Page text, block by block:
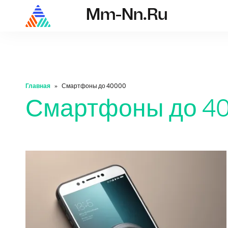
mm-nn.ru
Mm-Nn.ru
Главная Смартфоны до 40000
Смартфоны до